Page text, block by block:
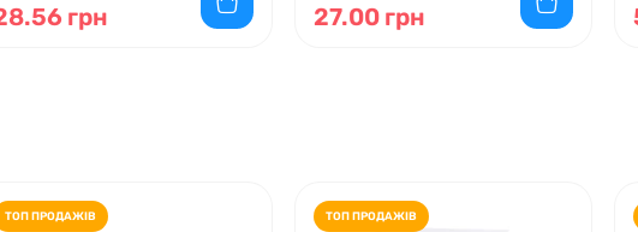
грн 27.00 грн
ТОП ПРОДАЖІВ ТОП ПРОДАЖІВ